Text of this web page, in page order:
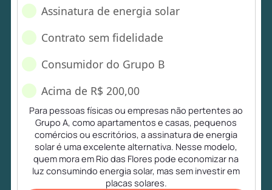
Assinatura de energia solar
Contrato sem fidelidade
Consumidor do Grupo B
Acima de R$ 200,00
Para pessoas físicas ou empresas não pertentes ao
Grupo A, como apartamentos e casas, pequenos
comércios ou escritórios, a assinatura de energia
solar é uma excelente alternativa. Nesse modelo,
quem mora em Rio das Flores pode economizar na
luz consumindo energia solar, mas sem investir em
placas solares.